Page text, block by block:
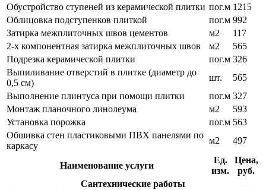
Обустройство ступеней из керамической плитки пог.м 1215
Облицовка подступенков плиткой
пог.м 992
Затирка межплиточных швов цементов
м2
117
2-х компонентная затирка межплиточных швов
м2
565
Подрезка керамической плитки
пог.м 326
Выпиливание отверстий в плитке (диаметр до
0,5 см)
шт.
565
Выполнение плинтуса при помощи плитки
пог.м 327
Монтаж планочного линолеума
м2
593
Установка порожка
пог.м 563
Обшивка стен пластиковыми ПВХ панелями по
каркасу
м2 497
Наименование услуги
Ед.
изм.
Цена,
руб.
Сантехнические работы